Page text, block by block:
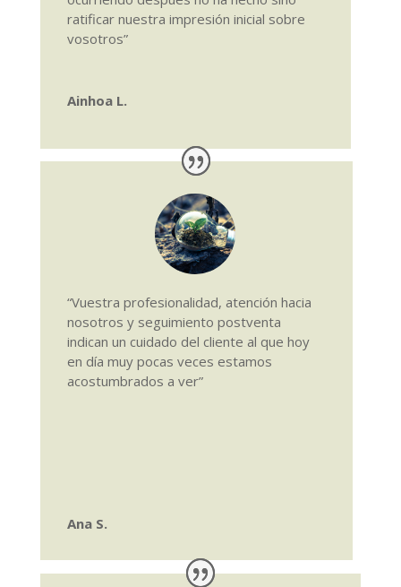
ratificar nuestra impresión inicial sobre
vosotros”
Ainhoa L.
“Vuestra profesionalidad, atención hacia
nosotros y seguimiento postventa
indican un cuidado del cliente al que hoy
en día muy pocas veces estamos
acostumbrados a ver”
Ana S.